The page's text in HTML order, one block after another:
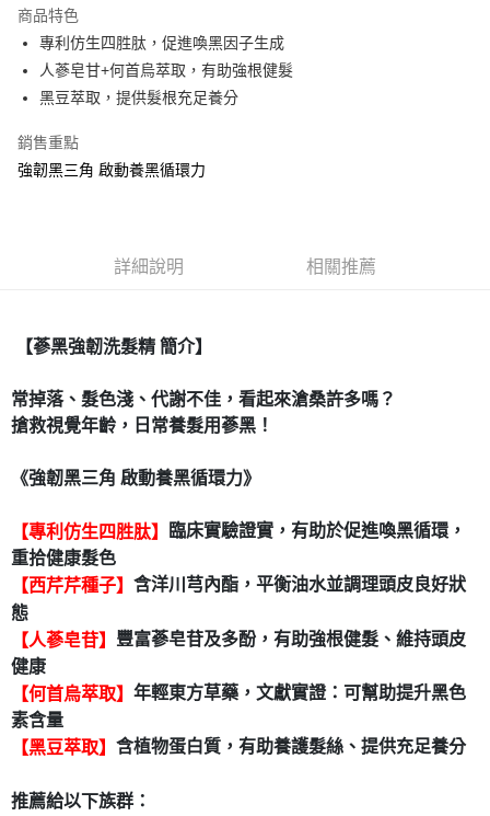
合作金庫商業銀行
華南商業銀行
彰化商業銀行
上海商業儲蓄銀行
台北富邦商業銀行
國泰世華商業銀行
匯豐（台灣）商業銀行
聯邦商業銀行
台灣樂天信用卡公司
超商取貨付款
LINE Pay
街口支付
付款後全家取貨
7-11取貨付款
每筆NT$80，滿NT$490(含以上)免運費
宅配
每筆NT$80，滿NT$490(含以上)免運費
商品特色
專利仿生四胜肽，促進喚黑因子生成
人蔘皂甘+何首烏萃取，有助強根健髮
黑豆萃取，提供髮根充足養分
銷售重點
強韌黑三角 啟動養黑循環力
詳細說明 相關推薦
【蔘黑強韌洗髮精 簡介】
常掉落、髮色淺、代謝不佳，看起來滄桑許多嗎？
搶救視覺年齡，日常養髮用蔘黑！
《強韌黑三角 啟動養黑循環力》
【專利仿生四胜肽】
臨床實驗證實，有助於促進喚黑循環，
重拾健康髮色
【西芹芹種子】 含洋川芎內酯，平衡油水並調理頭皮良好狀
態
【人蔘皂苷】 豐富蔘皂苷及多酚，有助強根健髮、維持頭皮
健康
【何首烏萃取】 年輕東方草藥，文獻實證：可幫助提升黑色
素含量
【黑豆萃取】 含植物蛋白質，有助養護髮絲、提供充足養分
推薦給以下族群：